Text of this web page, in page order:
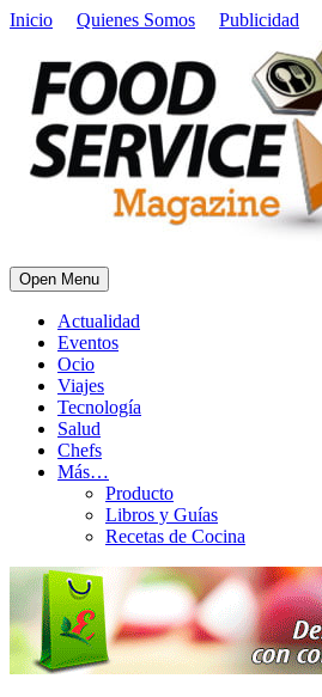
Inicio Quienes Somos Publicidad
Open Menu
Actualidad
Eventos
Ocio
Viajes
Tecnología
Salud
Chefs
Más…
Producto
Libros y Guías
Recetas de Cocina